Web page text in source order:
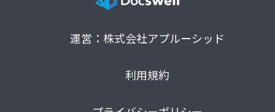
運営：株式会社アプルーシッド
利用規約